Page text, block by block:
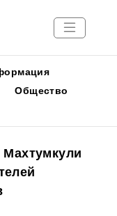
Общество
Махтумкули